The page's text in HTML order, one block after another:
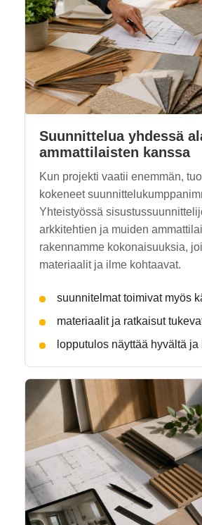
Suunnittelua yhdessä
ammattilaisten kanssa
Kun projekti vaatii enemmän,
kokeneet
Yhteistyössä
arkkitehtien ja muiden
rakennamme kokonaisuuksia,
materiaalit ja ilme kohtaavat.
suunnitelmat toimivat myös
materiaalit ja ratkaisut
lopputulos näyttää hyvältä ja